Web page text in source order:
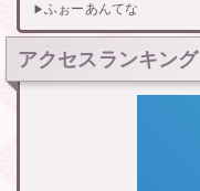
ふぉーあんてな
アクセスランキング